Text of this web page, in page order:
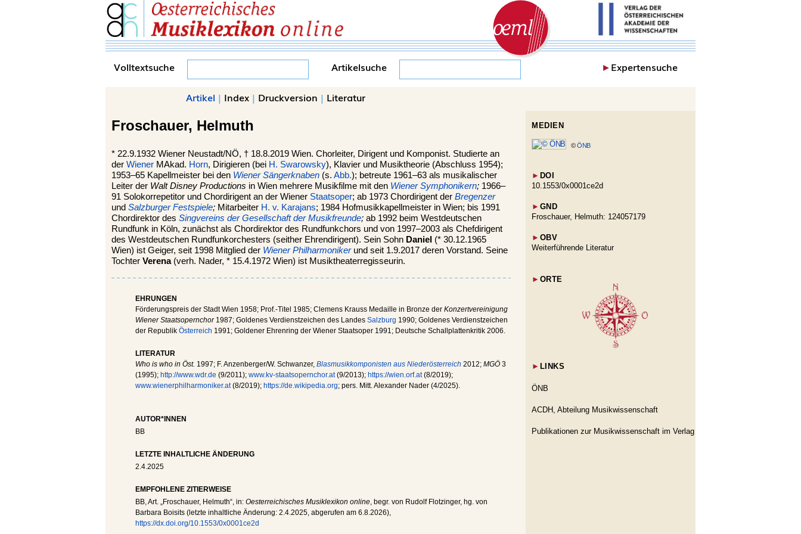
Volltextsuche Artikelsuche ►Expertensuche
Artikel | Index | Druckversion | Literatur
Froschauer, Helmuth
* 22.9.1932 Wiener Neustadt/NÖ, † 18.8.2019 Wien. Chorleiter, Dirigent und Komponist. Studierte an
der Wiener MAkad. Horn, Dirigieren (bei H. Swarowsky), Klavier und Musiktheorie (Abschluss 1954);
1953–65 Kapellmeister bei den Wiener Sängerknaben (s. Abb.); betreute 1961–63 als musikalischer
Leiter der Walt Disney Productions in Wien mehrere Musikfilme mit den Wiener Symphonikern; 1966–
91 Solokorrepetitor und Chordirigent an der Wiener Staatsoper; ab 1973 Chordirigent der Bregenzer
und Salzburger Festspiele; Mitarbeiter H. v. Karajans; 1984 Hofmusikkapellmeister in Wien; bis 1991
Chordirektor des Singvereins der Gesellschaft der Musikfreunde; ab 1992 beim Westdeutschen
Rundfunk in Köln, zunächst als Chordirektor des Rundfunkchors und von 1997–2003 als Chefdirigent
des Westdeutschen Rundfunkorchesters (seither Ehrendirigent). Sein Sohn Daniel (* 30.12.1965
Wien) ist Geiger, seit 1998 Mitglied der Wiener Philharmonikerund seit 1.9.2017 deren Vorstand. Seine
Tochter Verena(verh. Nader, * 15.4.1972 Wien) ist Musiktheaterregisseurin.
EHRUNGEN
Förderungspreis der Stadt Wien 1958; Prof.-Titel 1985; Clemens Krauss Medaille in Bronze der Konzertvereinigung
Wiener Staatsopernchor 1987; Goldenes Verdienstzeichen des Landes Salzburg 1990; Goldenes Verdienstzeichen
der Republik Österreich 1991; Goldener Ehrenring der Wiener Staatsoper 1991; Deutsche Schallplattenkritik 2006.
LITERATUR
Who is who in Öst. 1997; F. Anzenberger/W. Schwanzer, Blasmusikkomponisten aus Niederösterreich 2012; MGÖ 3
(1995); http://www.wdr.de (9/2011); www.kv-staatsopernchor.at(9/2013); https://wien.orf.at(8/2019);
www.wienerphilharmoniker.at(8/2019); https://de.wikipedia.org; pers. Mitt. Alexander Nader (4/2025).
AUTOR*INNEN
BB
LETZTE INHALTLICHE ÄNDERUNG
2.4.2025
EMPFOHLENE ZITIERWEISE
BB, Art. „Froschauer, Helmuth“, in: Oesterreichisches Musiklexikon online, begr. von Rudolf Flotzinger, hg. von
Barbara Boisits (letzte inhaltliche Änderung: 2.4.2025, abgerufen am 6.8.2026),
https://dx.doi.org/10.1553/0x0001ce2d
MEDIEN
©ÖNB
► DOI
10.1553/0x0001ce2d
► GND
Froschauer, Helmuth: 124057179
► OBV
Weiterführende Literatur
► ORTE
► LINKS
ÖNB
ACDH, Abteilung Musikwissenschaft
Publikationen zur Musikwissenschaft im Verlag